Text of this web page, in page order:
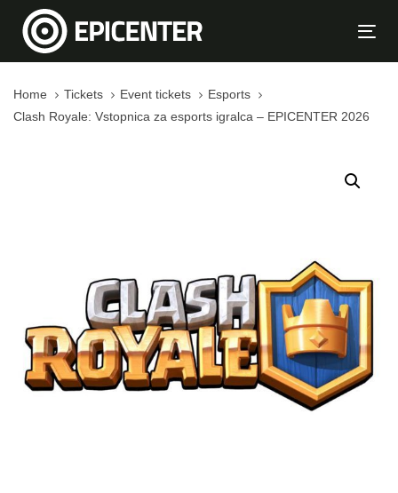
links
primary
SkipHome Tickets Event tickets
Esports
Clash Royale: Vstopnica za esports igralca – EPICENTER 2026
2026
quantity